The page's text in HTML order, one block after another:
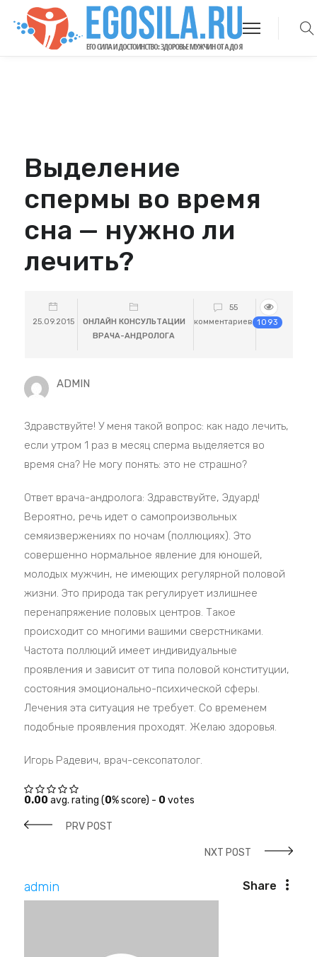
Выделение
спермы во время
сна — нужно ли
лечить?
25.09.2015
ОНЛАЙН КОНСУЛЬТАЦИИ
ВРАЧА-АНДРОЛОГА
55
комментариев 1093
ADMIN
Здравствуйте! У меня такой вопрос: как надо лечить,
если утром 1 раз в месяц сперма выделяется во
время сна? Не могу понять: это не страшно?
Ответ врача-андролога: Здравствуйте, Эдуард!
Вероятно, речь идет о самопроизвольных
семяизвержениях по ночам (поллюциях). Это
совершенно нормальное явление для юношей,
молодых мужчин, не имеющих регулярной половой
жизни. Это природа так регулирует излишнее
перенапряжение половых центров. Такое
происходит со многими вашими сверстниками.
Частота поллюций имеет индивидуальные
проявления и зависит от типа половой конституции,
состояния эмоционально-психической сферы.
Лечения эта ситуация не требует. Со временем
подобные проявления проходят. Желаю здоровья.
Игорь Радевич, врач-сексопатолог.
0.00 avg. rating (0% score) - 0 votes
PRV POST
NXT POST
Share
admin